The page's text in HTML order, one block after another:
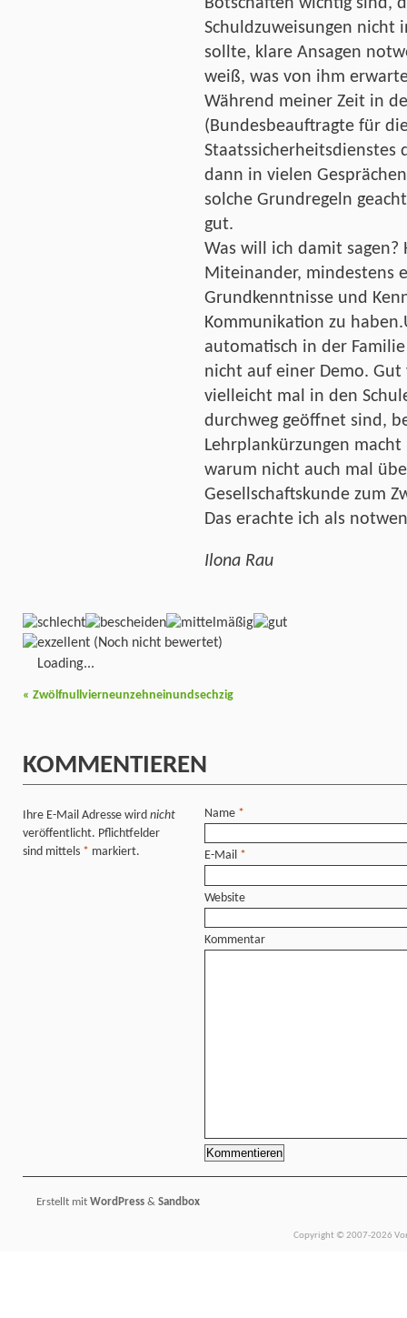
Schuldzuweisungen nicht
sollte, klare Ansagen
weiß, was von ihm
Während meiner Zeit in
(Bundesbeauftragte für
Staatssicherheitsdienstes
dann in vielen
solche Grundregeln
gut.
Was will ich damit
Miteinander, mindestens
Grundkenntnisse und
Kommunikation zu
automatisch in der
nicht auf einer Demo.
vielleicht mal in den
durchweg geöffnet sind,
Lehrplankürzungen
warum nicht auch mal
Gesellschaftskunde zum
Das erachte ich als
Ilona Rau
(Noch nicht bewertet)
Loading...
« Zwölfnullvierneunzehneinundsechzig
KOMMENTIEREN
Ihre E-Mail Adresse wird nicht
veröffentlicht. Pflichtfelder
sind mittels * markiert.
Name *
E-Mail *
Website
Kommentar
Erstellt mit WordPress & Sandbox
Copyright © 2007-2026